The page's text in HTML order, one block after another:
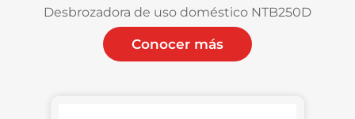
Desbrozadora de uso doméstico NTB250D
Conocer más